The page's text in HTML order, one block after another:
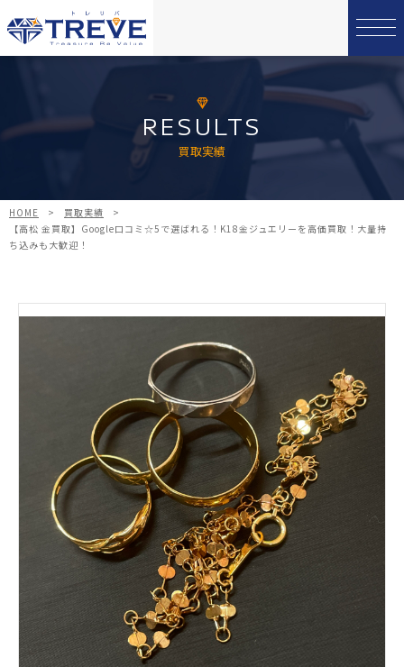
RESULTS
買取実績
HOME > 買取実績
>
【高松 金買取】Google口コミ☆5で選ばれる！K18金ジュエリーを高価買取！大量持
ち込みも大歓迎！